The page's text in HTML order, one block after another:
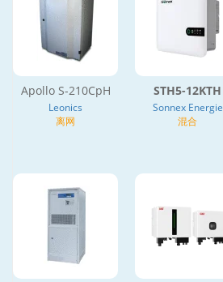
Apollo S-210CpH
Leonics
离网
STH5-12KTH
Sonnex Energie
混合